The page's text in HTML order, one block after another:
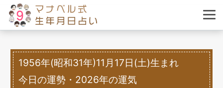
1956年(昭和31年)11月17日(土)生まれ
今日の運勢・2026年の運気